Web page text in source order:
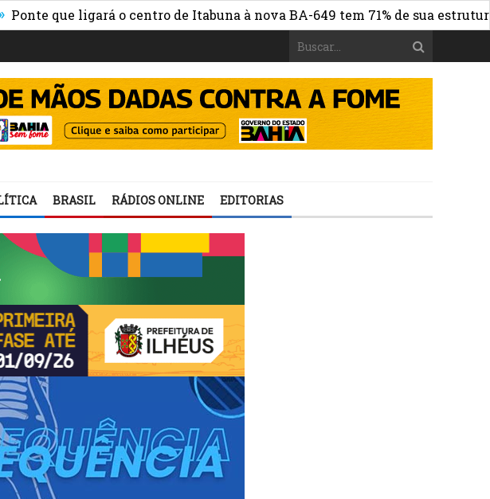
ligará o centro de Itabuna à nova BA-649 tem 71% de sua estrutura de
BRASIL RÁDIOS ONLINE EDITORIAS